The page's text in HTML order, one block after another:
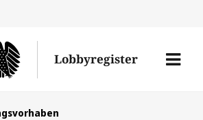
Lobbyregister
Menü